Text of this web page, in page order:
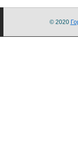
© 2020